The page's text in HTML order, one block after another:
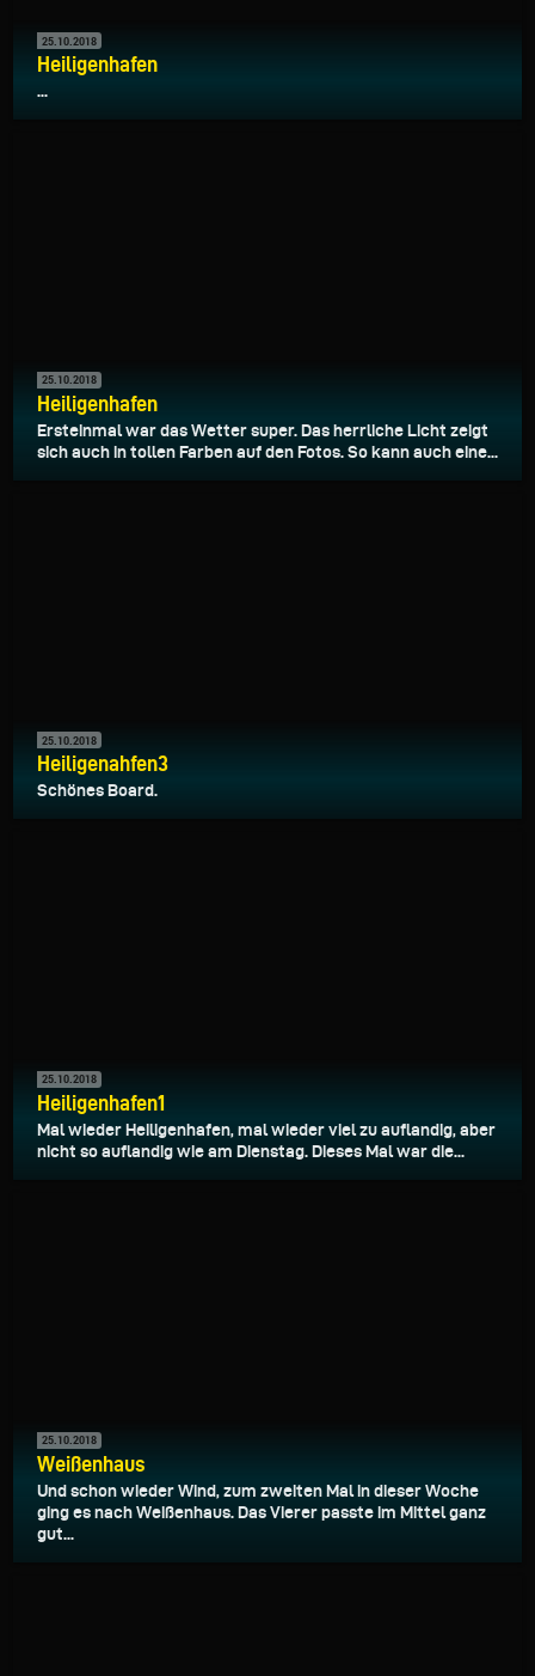
25.10.2018
Heiligenhafen
...
25.10.2018
Heiligenhafen
Ersteinmal war das Wetter super. Das herrliche Licht zeigt
sich auch in tollen Farben auf den Fotos. So kann auch eine...
25.10.2018
Heiligenahfen3
Schönes Board.
25.10.2018
Heiligenhafen1
Mal wieder Heiligenhafen, mal wieder viel zu auflandig, aber
nicht so auflandig wie am Dienstag. Dieses Mal war die...
25.10.2018
Weißenhaus
Und schon wieder Wind, zum zweiten Mal in dieser Woche
ging es nach Weißenhaus. Das Vierer passte im Mittel ganz
gut...